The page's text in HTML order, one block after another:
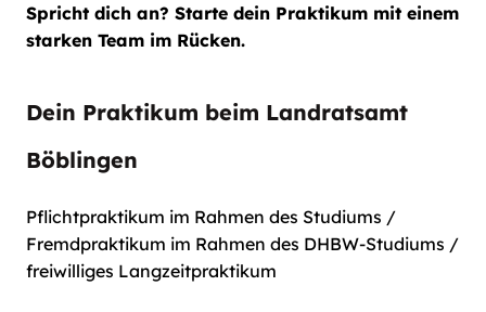
Spricht dich an? Starte dein Praktikum mit einem
starken Team im Rücken.
Dein Praktikum beim Landratsamt
Böblingen
Pflichtpraktikum im Rahmen des Studiums /
Fremdpraktikum im Rahmen des DHBW-Studiums /
freiwilliges Langzeitpraktikum